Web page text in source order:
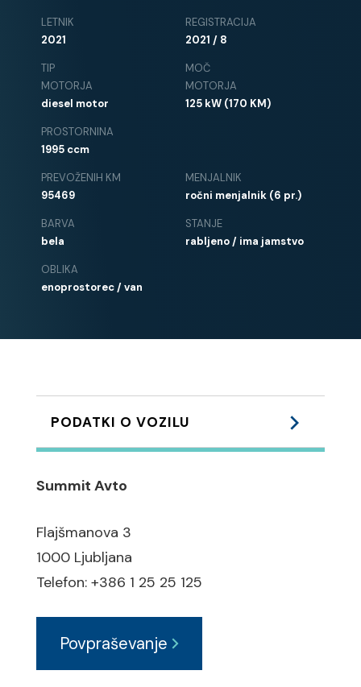
LETNIK
2021
REGISTRACIJA
2021 / 8
TIP
MOTORJA
diesel motor
MOČ
MOTORJA
125 kW (170 KM)
PROSTORNINA
1995 ccm
PREVOŽENIH KM
95469
MENJALNIK
ročni menjalnik (6 pr.)
BARVA
bela
STANJE
rabljeno / ima jamstvo
OBLIKA
enoprostorec / van
PODATKI O VOZILU
ESP elektronski program
stabilnosti
ASR regulacija zdrsa pogonskih
Varnost:
Summit Avto
Flajšmanova 3
1000 Ljubljana
Telefon: +386 1 25 25 125
Povpraševanje